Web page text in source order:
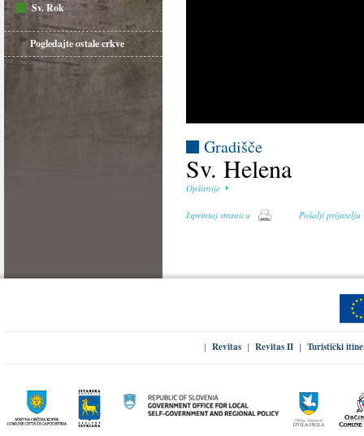
Sv. Rok
Pogledajte ostale crkve
Gradišče
Sv. Helena
Opširnije
Isprintaj stranicu Pošalji prijatelju
Revitas Revitas II Turistički